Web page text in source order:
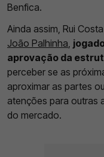
Benfica.
Ainda assim, Rui
João Palhinha
aprovação da
perceber se as
aproximar as partes
atenções para outras
do mercado.